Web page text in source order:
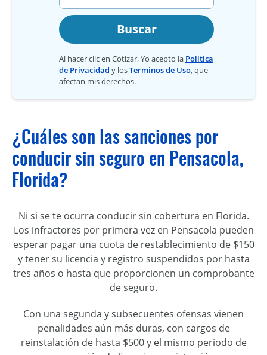
Buscar
Al hacer clic en Cotizar, Yo acepto la Politica
de Privacidad y losTerminos de Uso, que
afectan mis derechos.
¿Cuáles son las sanciones por
conducir sin seguro en Pensacola,
Florida?
Ni si se te ocurra conducir sin cobertura en Florida.
Los infractores por primera vez en Pensacola pueden
esperar pagar una cuota de restablecimiento de $150
y tener su licencia y registro suspendidos por hasta
tres años o hasta que proporcionen un comprobante
de seguro.
Con una segunda y subsecuentes ofensas vienen
penalidades aún más duras, con cargos de
reinstalación de hasta $500 y el mismo periodo de